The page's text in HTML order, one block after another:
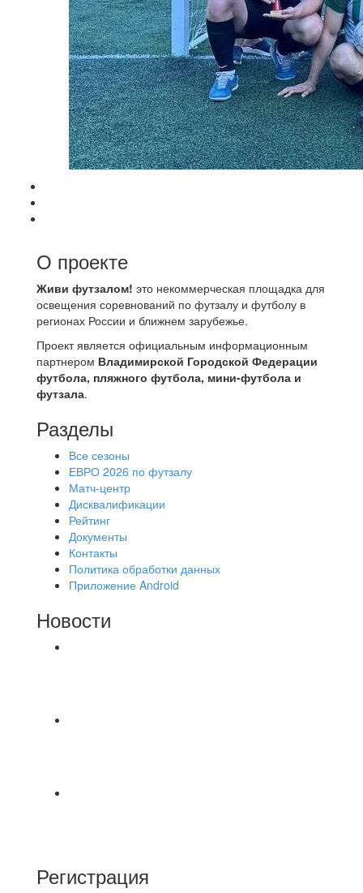
О проекте
Живи футзалом! это некоммерческая площадка для
освещения соревнований по футзалу и футболу в
регионах России и ближнем зарубежье.
Проект является официальным информационным
партнером Владимирской Городской Федерации
футбола, пляжного футбола, мини-футбола и
футзала.
Разделы
Все сезоны
ЕВРО 2026 по футзалу
Матч-центр
Дисквалификации
Рейтинг
Документы
Контакты
Политика обработки данных
Приложение Android
Новости
Регистрация